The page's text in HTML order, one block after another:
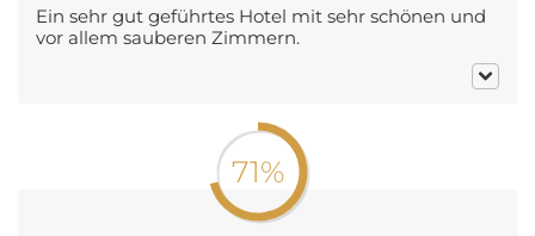
Ein sehr gut geführtes Hotel mit sehr schönen und
vor allem sauberen Zimmern.
71%